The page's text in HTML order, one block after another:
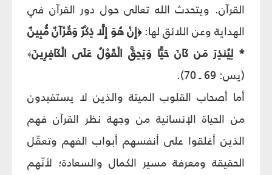
القرآن. ويتحدث الله تعالى حول دور القرآن في
الهداية وعن اللائق لها:﴿إِنْ هُوَ إِلَّا ذِكْرٌ وَقُرْآنٌ مُّبِينٌ
* لِيُنذِرَ مَن كَانَ حَيًّا وَيَحِقَّ الْقَوْلُ عَلَى الْكَافِرِينَ﴾
(يس: 69 ـ 70).
أما أصحاب القلوب الميتة والذين لا يستفيدون
من الحياة الإنسانية من وجهة نظر القرآن فهم
الذين أغلقوا على أنفسهم أبواب الفهم وتعقّل
الحقيقة ومعرفة مسير الكمال والسعادة؛ لأنّهم